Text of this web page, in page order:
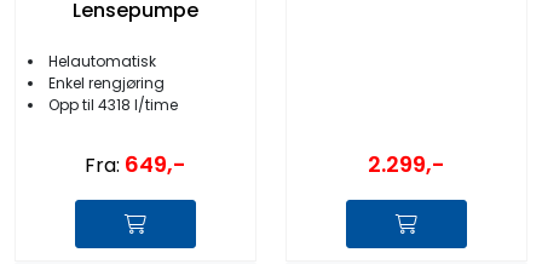
Lensepumpe
Helautomatisk
Enkel rengjøring
Opp til 4318 l/time
Fra: 649,- 2.299,-